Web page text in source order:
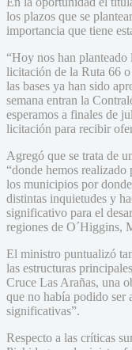
los plazos que se
importancia que tiene
“Hoy nos han
licitación de la Ruta 66
las bases ya han sido
semana entran la
esperamos a finales de
licitación para recibir
Agregó que se trata de
“donde hemos
los municipios por
distintas inquietudes y
significativo para el
regiones de O´Higgins,
El ministro puntualizó
las estructuras
Cruce Las Arañas, una
que no había podido ser
significativas”.
Respecto a las críticas